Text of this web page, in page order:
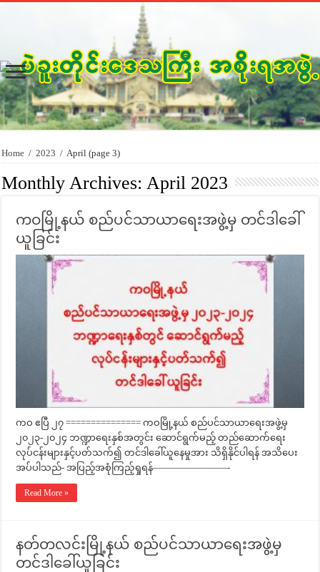
Home / 2023 / April (page 3)
Monthly Archives:April 2023
ကဝမြို့နယ် စည်ပင်သာယာရေးအဖွဲ့မှ တင်ဒါခေါ်
ယူခြင်း
ကဝ ဧပြီ ၂၇ =============== ကဝမြို့နယ် စည်ပင်သာယာရေးအဖွဲ့မှ
၂၀၂၃-၂၀၂၄ ဘဏ္ဍာရေးနှစ်အတွင်း ဆောင်ရွက်မည့် တည်ဆောက်ရေး
လုပ်ငန်းများနှင့်ပတ်သက်၍ တင်ဒါခေါ်ယူနေမှုအား သိရှိနိုင်ပါရန် အသိပေး
အပ်ပါသည်- အပြည့်အစုံကြည့်ရှုရန်————————-
Read More »
နတ်တလင်းမြို့နယ် စည်ပင်သာယာရေးအဖွဲ့မှ
တင်ဒါခေါ်ယူခြင်း